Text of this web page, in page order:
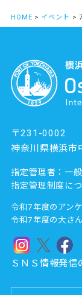
HOME > イベント >
〒231-0002
神奈川県横浜
指定管理者：一
指定管理制度につ
令和7年度のアン
令和7年度の大さ
ＳＮＳ情報発信